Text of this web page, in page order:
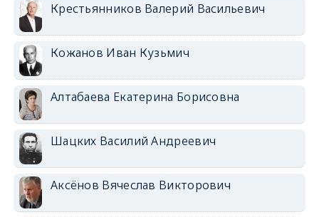
Крестьянников Валерий Васильевич
Кожанов Иван Кузьмич
Алтабаева Екатерина Борисовна
Шацких Василий Андреевич
Аксёнов Вячеслав Викторович